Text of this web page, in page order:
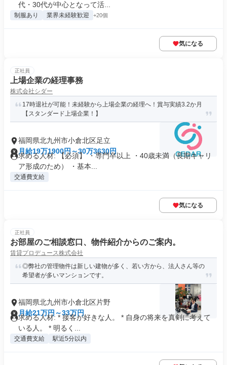
代・30代が中心となって活...
制服あり 業界未経験歓迎 +20個
気になる
正社員
上場企業の経理事務
株式会社シダー
17時退社が可能！未経験から上場企業の経理へ！賞与実績3.2か月
【スタンダード上場企業！】
福岡県北九州市小倉北区足立
月給19万1900円～30万3630円
求める人材: 【必須】 ・専門卒以上 ・40歳未満（長期キャリ
ア形成のため） ・基本...
交通費支給
気になる
正社員
お部屋のご相談窓口、物件紹介からのご案内。
賃貸プロデュース株式会社
◎弊社の管理物件は新しい建物が多く、若い方から、法人さん等の
希望者が多いマンションです。
福岡県北九州市小倉北区片野
月給21万円～33万円
求める人材: * 接客が好きな人。 * 自身の将来を真剣に考えて
いる人。 * 明るく...
交通費支給 駅近5分以内